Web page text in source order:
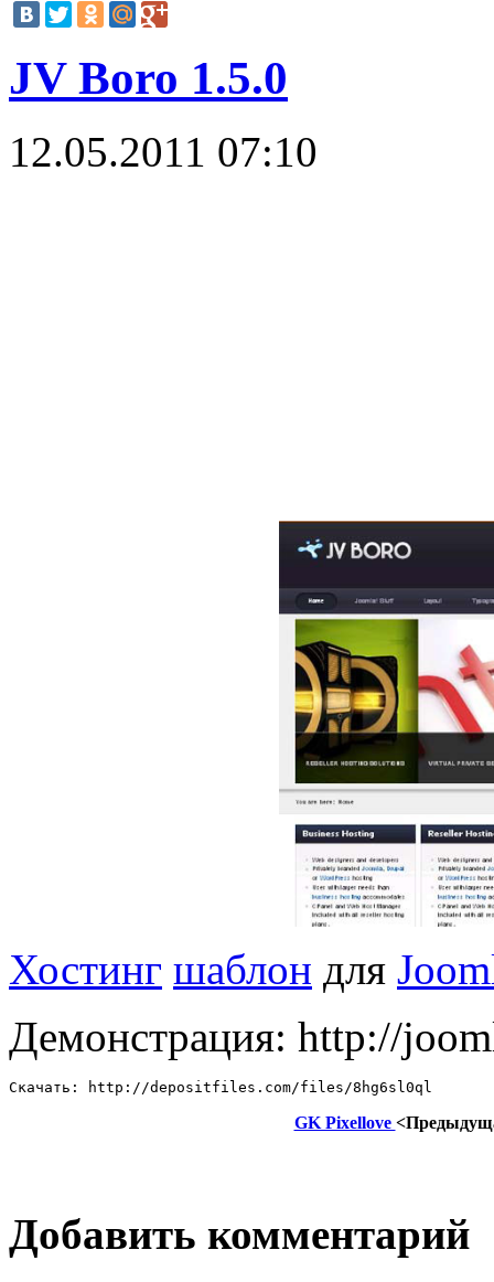
JV Boro 1.5.0
12.05.2011 07:10
Хостинг шаблон для
Демонстрация: http://
Скачать: http://depositfiles.com/files/8hg6sl0ql
GK Pixellove
Добавить комментарий